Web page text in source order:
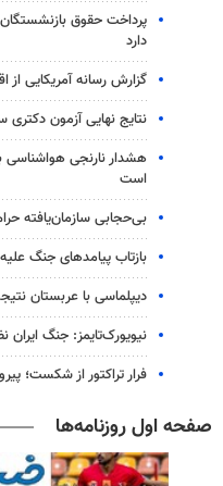
پرداخت حقوق
دارد
گزارش رسانه آمریکایی از
نتایج نهایی آزمون دکتری سال ۱۴۰۵ اواخر مرداد
است
بی‌حجابی سازمان‌یافته
بازتاب پیامدهای جنگ
دیپلماسی با عربستان
نیویورک‌تایمز: جنگ ایران
فرار تراکتور از شکست؛ پیروزی ۲ بر یک مقابل
صفحه اول روزنامه‌ها